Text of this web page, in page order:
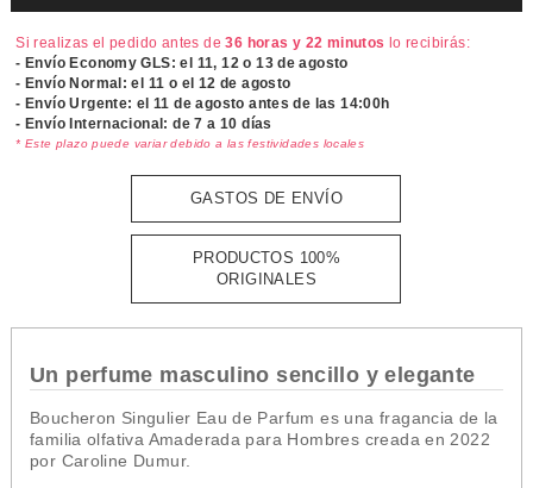
Si realizas el pedido antes de36 horas y 22 minutos lo recibirás:
- Envío Economy GLS: el 11, 12 o 13 de agosto
- Envío Normal: el 11 o el 12 de agosto
- Envío Urgente: el11 de agosto antes de las 14:00h
- Envío Internacional: de 7 a 10 días
* Este plazo puede variar debido a las festividades locales
GASTOS DE ENVÍO
PRODUCTOS 100%
ORIGINALES
Un perfume masculino sencillo y elegante
Boucheron Singulier Eau de Parfum es una fragancia de la
familia olfativa Amaderada para Hombres creada en 2022
por Caroline Dumur.